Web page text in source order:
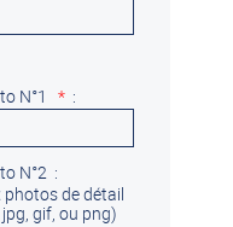
N°1 * :
Détail de votre chassis - Photo N°2 :
photos de détail
gif, ou png)